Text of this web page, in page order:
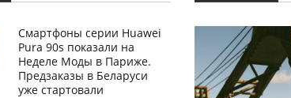
Смартфоны серии Huawei
Pura 90s показали на
Неделе Моды в Париже.
Предзаказы в Беларуси
уже стартовали